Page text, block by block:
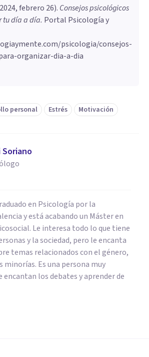
2024, febrero 26). Consejos psicológicos
tu día a día. Portal Psicología y
psicologia/consejos-
organizar-dia-a-dia
personal Estrés Motivación
en Psicología por la
y está acabando un Máster en
Le interesa todo lo que tiene
y la sociedad, pero le encanta
temas relacionados con el género,
minorías. Es una persona muy
encantan los debates y aprender de